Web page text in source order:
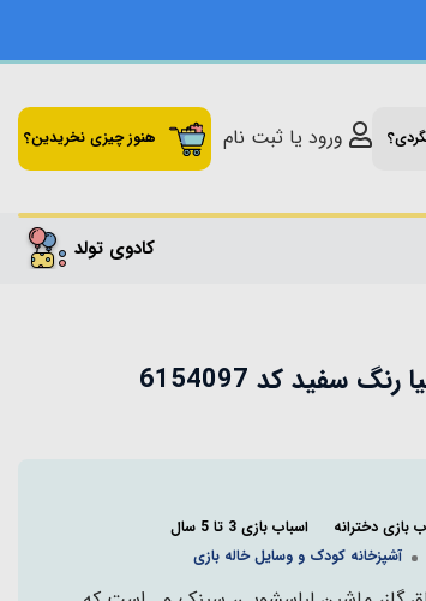
ورود یا ثبت نام هنوز چیزی نخریدین؟
کادوی تولد
سفید کد 6154097
بازی دخترانه
اسباب بازی 3 تا 5 سال
آشپزخانه کودک و وسایل خاله بازی